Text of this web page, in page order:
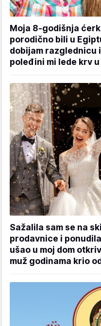
Moja 8-godišnja
porodično bili u
dobijam razglednicu
poleđini mi lede krv
Sažalila sam se na
prodavnice i
ušao u moj dom
muž godinama krio